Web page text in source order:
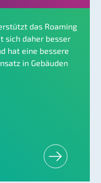
das Roaming
sich daher besser
hat eine bessere
in Gebäuden